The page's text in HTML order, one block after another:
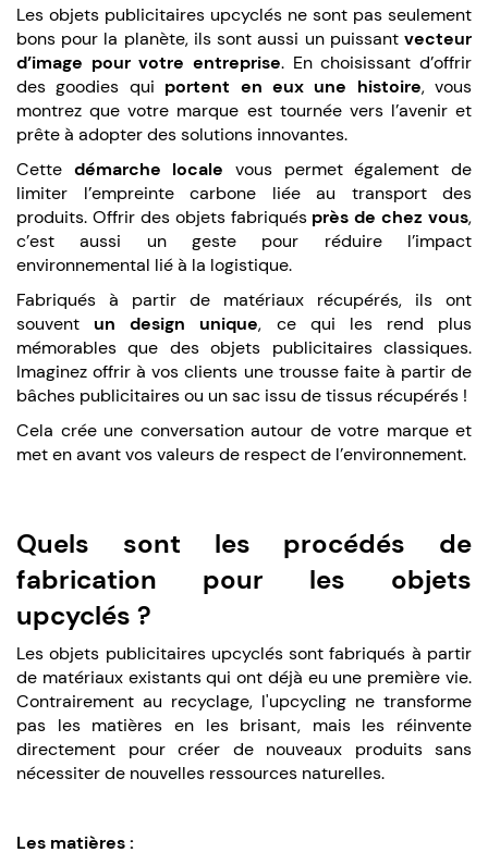
Les objets publicitaires upcyclés ne sont pas seulement
bons pour la planète, ils sont aussi un puissant vecteur
d’image pour votre entreprise. En choisissant d’offrir
des goodies qui portent en eux une histoire, vous
montrez que votre marque est tournée vers l’avenir et
prête à adopter des solutions innovantes.
Cette démarche locale vous permet également de
limiter l’empreinte carbone liée au transport des
produits. Offrir des objets fabriqués près de chez vous,
c’est aussi un geste pour réduire l’impact
environnemental lié à la logistique.
Fabriqués à partir de matériaux récupérés, ils ont
souvent un design unique, ce qui les rend plus
mémorables que des objets publicitaires classiques.
Imaginez offrir à vos clients une trousse faite à partir de
bâches publicitaires ou un sac issu de tissus récupérés !
Cela crée une conversation autour de votre marque et
met en avant vos valeurs de respect de l’environnement.
Quels sont les procédés de
fabrication pour les objets
upcyclés ?
Les objets publicitaires upcyclés sont fabriqués à partir
de matériaux existants qui ont déjà eu une première vie.
Contrairement au recyclage, l'upcycling ne transforme
pas les matières en les brisant, mais les réinvente
directement pour créer de nouveaux produits sans
nécessiter de nouvelles ressources naturelles.
Les matières :